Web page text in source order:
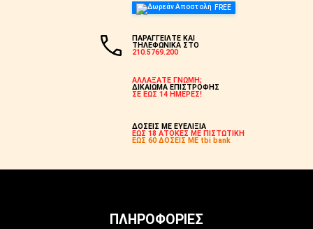
FREE
ΠΑΡΑΓΓΕΙΛΤΕ ΚΑΙ
ΤΗΛΕΦΩΝΙΚΑ ΣΤΟ
210.5769.200
ΑΛΛΑΞΑΤΕ ΓΝΩΜΗ;
ΔΙΚΑΙΩΜΑ ΕΠΙΣΤΡΟΦΗΣ
ΣΕ ΕΩΣ 14 ΗΜΕΡΕΣ!
ΔΟΣΕΙΣ ΜΕ ΕΥΕΛΙΞΙΑ
ΕΩΣ 18 ΑΤΟΚΕΣ ΜΕ ΠΙΣΤΩΤΙΚΗ
ΕΩΣ 60 ΔΟΣΕΙΣ ΜΕ tbi bank
ΠΛΗΡΟΦΟΡΊΕΣ